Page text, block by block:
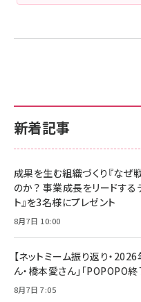
新着記事
成果を生む組織づくり『な
のか？ 事業成長をリードする
ト』を3名様にプレゼント
8月7日 10:00
【ネットミーム振り返り・
ん・橋本愛さん」「POPOPO終
8月7日 7:05